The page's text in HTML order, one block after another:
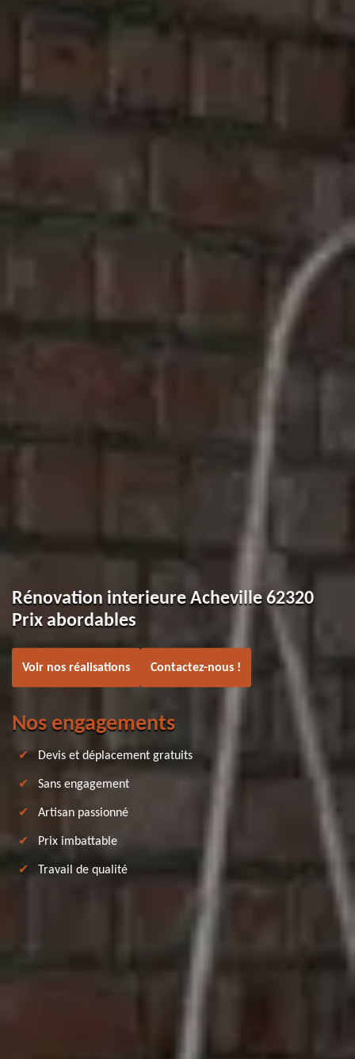
Rénovation interieure Acheville 62320
Prix abordables
Voir nos réalisations Contactez-nous !
Nos engagements
Devis et déplacement gratuits
Sans engagement
Artisan passionné
Prix imbattable
Travail de qualité